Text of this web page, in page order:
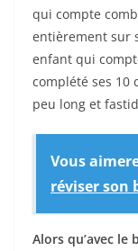
qui compte
entièrement sur
enfant qui
complété ses 10
peu long et
Vous
réviser son
Alors qu’avec